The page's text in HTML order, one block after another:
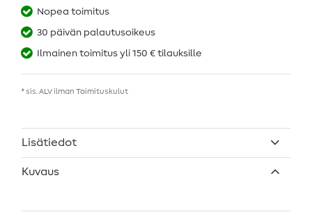
Nopea toimitus
30 päivän palautusoikeus
Ilmainen toimitus yli 150 € tilauksille
* sis. ALV ilman Toimituskulut
Lisätiedot
Kuvaus